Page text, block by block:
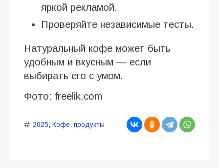
яркой рекламой.
Проверяйте независимые тесты.
Натуральный кофе может быть
удобным и вкусным — если
выбирать его с умом.
Фото: freelik.com
2025, Кофе, продукты